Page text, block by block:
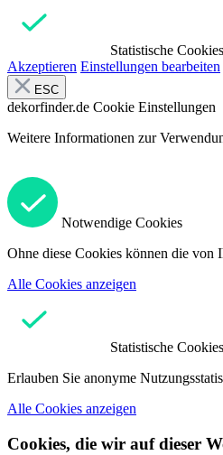
Statistische Cookies
Akzeptieren Einstellungen bearbeiten
ESC
dekorfinder.de Cookie Einstellungen
Weitere Informationen zur
Notwendige Cookies
Ohne diese Cookies können die von
Alle Cookies anzeigen
Statistische Cookies
Erlauben Sie anonyme
Alle Cookies anzeigen
Cookies, die wir auf dieser